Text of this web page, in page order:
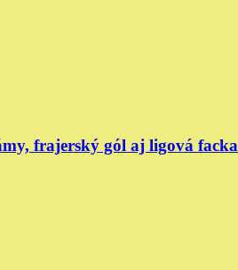
frajerský gól aj ligová facka